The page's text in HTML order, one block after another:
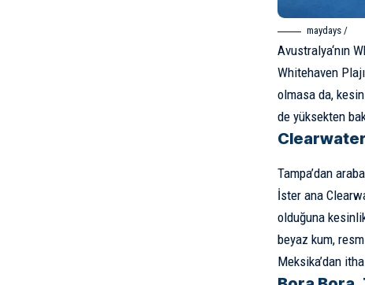
maydays /
Avustralya‘nın
Whitehaven
olmasa da,
de yüksekten
Tampa’dan
İster ana
olduğuna
beyaz kum,
Meksika’dan